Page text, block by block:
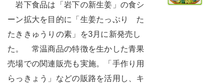
岩下食品は「岩下の新生姜」の食シ
ーン拡大を目的に「生姜たっぷり た
たききゅうりの素」を3月に新発売し
た。 常温商品の特徴を生かした青果
売場での関連販売も実施。「手作り用
らっきょう」などの販路を活用し、キ